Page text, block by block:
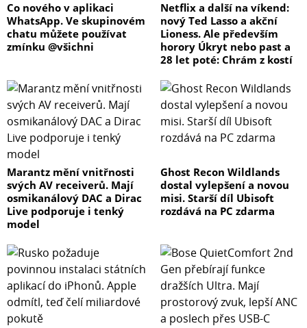
Co nového v aplikaci
WhatsApp. Ve skupinovém
chatu můžete používat
zmínku @všichni
Netflix a další na víkend:
nový Ted Lasso a akční
Lioness. Ale především
horory Úkryt nebo past a
28 let poté: Chrám z kostí
Marantz mění vnitřnosti
svých AV receiverů. Mají
osmikanálový DAC a Dirac
Live podporuje i tenký
model
Ghost Recon Wildlands
dostal vylepšení a novou
misi. Starší díl Ubisoft
rozdává na PC zdarma